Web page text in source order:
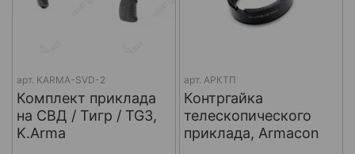
арт. KARMA-SVD-2
Комплект приклада
на СВД / Тигр / TG3,
K.Arma
арт. АРКТП
Контргайка
телескопического
приклада, Armacon